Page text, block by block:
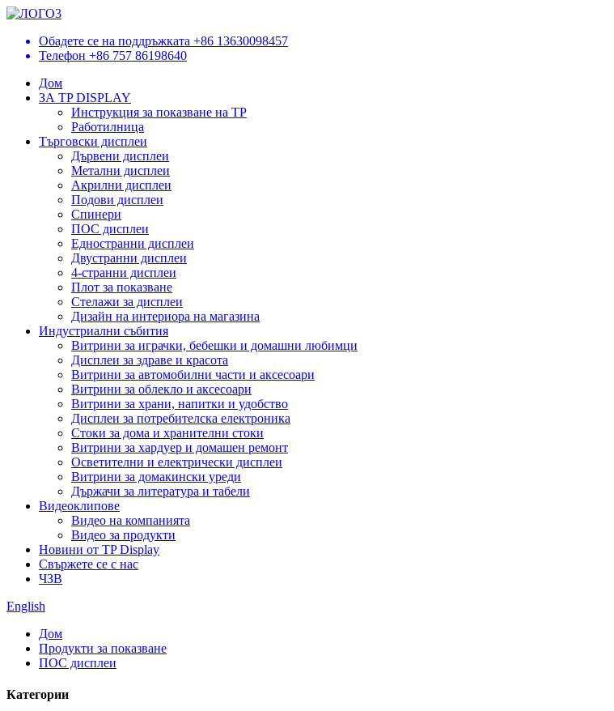
Обадете се на поддръжката +86 13630098457
Телефон +86 757 86198640
Дом
ЗА TP DISPLAY
Инструкция за показване на TP
Работилница
Търговски дисплеи
Дървени дисплеи
Метални дисплеи
Акрилни дисплеи
Подови дисплеи
Спинери
ПОС дисплеи
Едностранни дисплеи
Двустранни дисплеи
4-странни дисплеи
Плот за показване
Стелажи за дисплеи
Дизайн на интериора на магазина
Индустриални събития
Витрини за играчки, бебешки и домашни любимци
Дисплеи за здраве и красота
Витрини за автомобилни части и аксесоари
Витрини за облекло и аксесоари
Витрини за храни, напитки и удобство
Дисплеи за потребителска електроника
Стоки за дома и хранителни стоки
Витрини за хардуер и домашен ремонт
Осветителни и електрически дисплеи
Витрини за домакински уреди
Държачи за литература и табели
Видеоклипове
Видео на компанията
Видео за продукти
Новини от TP Display
Свържете се с нас
ЧЗВ
English
Дом
Продукти за показване
ПОС дисплеи
Категории